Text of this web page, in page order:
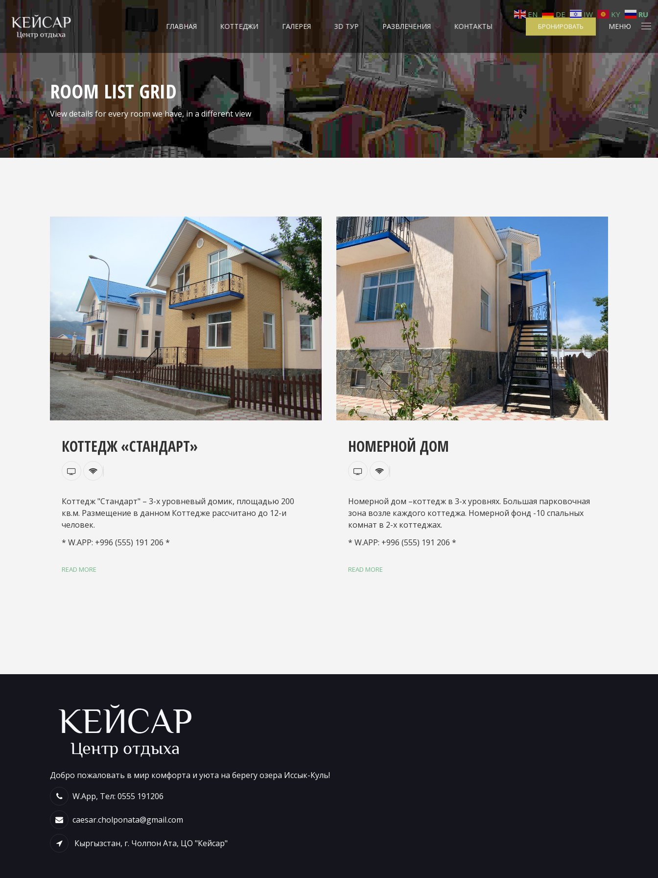
ГЛАВНАЯ КОТТЕДЖИ ГАЛЕРЕЯ 3D ТУР РАЗВЛЕЧЕНИЯ КОНТАКТЫ БРОНИРОВАТЬ МЕНЮ
ROOM LIST GRID
View details for every room we have, in a different view
КОТТЕДЖ «СТАНДАРТ»
Коттедж "Стандарт" – 3-х уровневый домик, площадью 200
кв.м. Размещение в данном Коттедже рассчитано до 12-и
человек.
* W.APP: +996 (555) 191 206 *
READ MORE
НОМЕРНОЙ ДОМ
Номерной дом –коттедж в 3-х уровнях. Большая парковочная
зона возле каждого коттеджа. Номерной фонд -10 спальных
комнат в 2-х коттеджах.
* W.APP: +996 (555) 191 206 *
READ MORE
Добро пожаловать в мир комфорта и уюта на берегу озера Иссык-Куль!
W.App, Тел: 0555 191206
caesar.cholponata@gmail.com
Кыргызстан, г. Чолпон Ата, ЦО "Кейсар"
EN DE IW KY RU